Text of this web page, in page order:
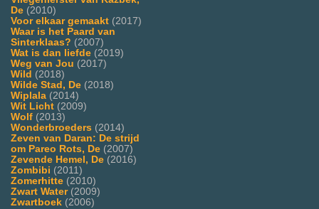
De (2010)
Voor elkaar gemaakt (2017)
Waar is het Paard van
Sinterklaas? (2007)
Wat is dan liefde (2019)
Weg van Jou (2017)
Wild (2018)
Wilde Stad, De (2018)
Wiplala (2014)
Wit Licht (2009)
Wolf (2013)
Wonderbroeders (2014)
Zeven van Daran: De strijd
om Pareo Rots, De (2007)
Zevende Hemel, De (2016)
Zombibi (2011)
Zomerhitte (2010)
Zwart Water(2009)
Zwartboek (2006)